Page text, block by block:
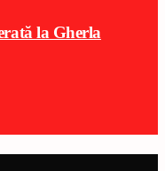
la Gherla